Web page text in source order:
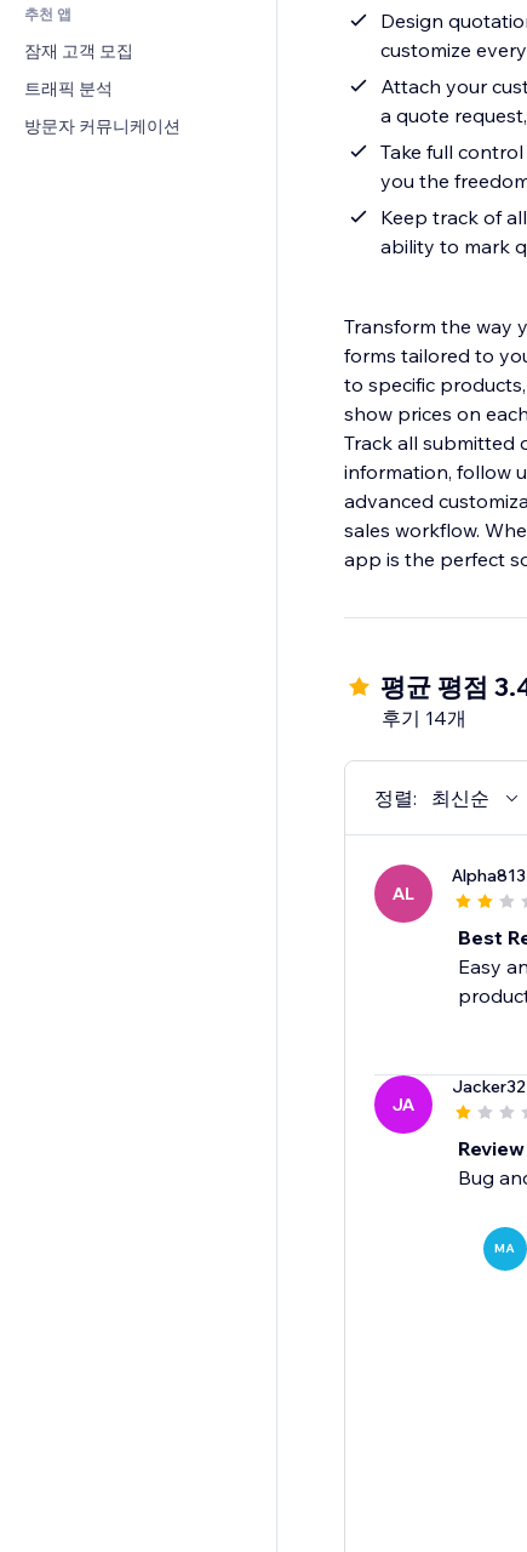
일기예보
차트 및 표
CRM
추천 앱
잠재 고객 모집
트래픽 분석
방문자 커뮤니케이션
Design
customize
Attach your
a quote
Take full
you the
Keep track of
ability to mark
Transform the way
forms tailored to
to specific
show prices on
Track all submitted
information, follow
advanced
sales workflow.
app is the perfect
평균 평점
후기 14개
정렬: 최신순
AL
Alpha813
Best
Easy
JA
Review
Bug
MA